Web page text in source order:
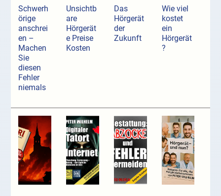
Schwerh
örige
anschrei
en –
Machen
Sie
diesen
Fehler
niemals
Unsichtb
are
Hörgerät
e Preise
Kosten
Das
Hörgerät
der
Zukunft
Wie viel
kostet
ein
Hörgerät
?